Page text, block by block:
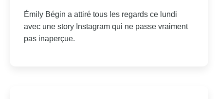
Émily Bégin a attiré tous les regards ce lundi
avec une story Instagram qui ne passe vraiment
pas inaperçue.